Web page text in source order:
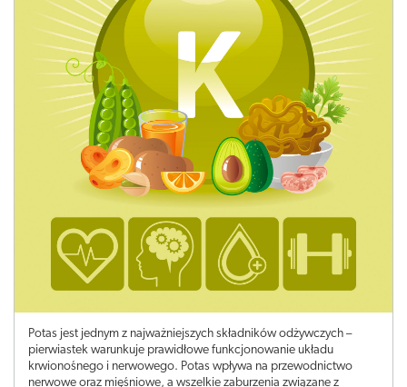
Potas jest jednym z najważniejszych składników odżywczych –
pierwiastek warunkuje prawidłowe funkcjonowanie układu
krwionośnego i nerwowego. Potas wpływa na przewodnictwo
nerwowe oraz mięśniowe, a wszelkie zaburzenia związane z